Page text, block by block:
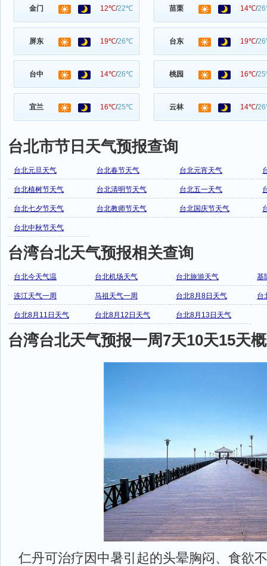
金门 12℃/22℃ 苗栗 14℃/
屏东 19℃/26℃ 台东 19℃/
台中 14℃/26℃ 桃园 16℃/
宜兰 16℃/25℃ 云林 14℃/
台北市节日天气预报查询
台北元旦天气 台北春节天气 台北元宵天气
台北植树节天气 台北清明节天气 台北五一天气
台北七夕节天气 台北教师节天气 台北国庆节天气
台北中秋节天气
台湾台北天气预报相关查询
台北今天气温 台北机场天气 台北旅游天气 基
连江天气一周 马祖天气一周 台北8月8日天气 台
台北8月11日天气 台北8月12日天气 台北8月13日天气
台湾台北天气预报一周7天10天15天
仁丹可治疗因中暑引起的头晕胸闷、食欲